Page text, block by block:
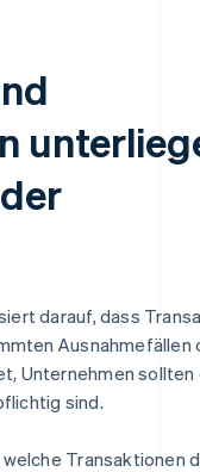
darauf, dass
Ausnahmefällen
Unternehmen sollten
sind.
Transaktionen